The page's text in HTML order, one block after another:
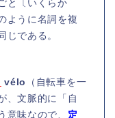
と〔いくらか
ように名詞を複
じである。
vélo
（自転車を一
、文脈的に「自
意味なので、 定